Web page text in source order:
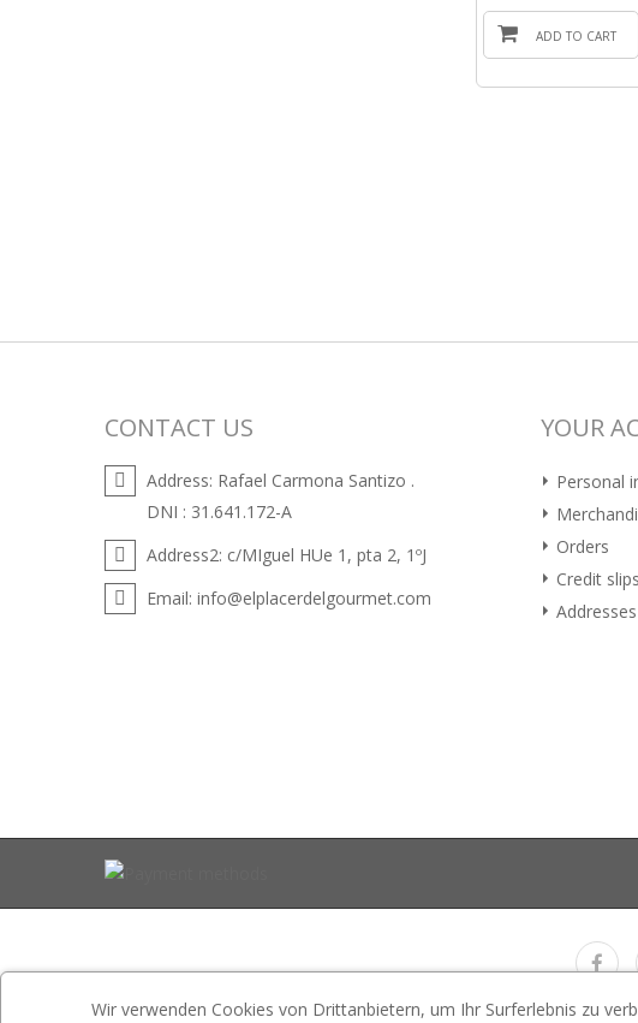
ADD TO CART
CONTACT US
Address: Rafael Carmona Santizo .
DNI : 31.641.172-A
Address2: c/MIguel HUe 1, pta 2, 1ºJ
Email: info@elplacerdelgourmet.com
YOUR
Personal
Orders
Credit slips
Addresses
Wir verwenden Cookies von Drittanbietern, um Ihr Surferlebnis zu